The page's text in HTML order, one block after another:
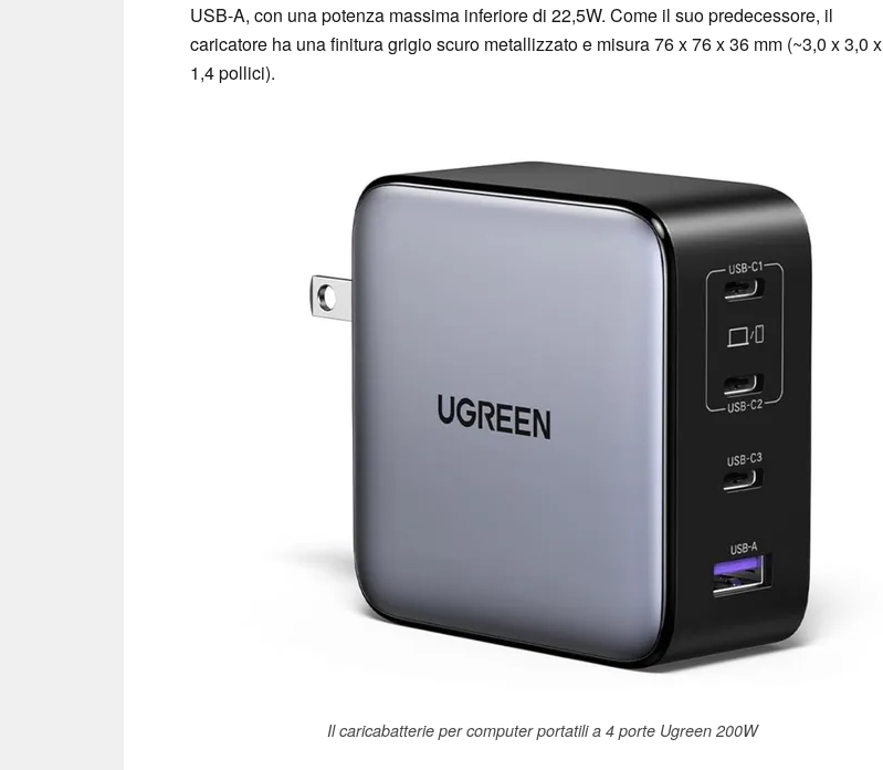
USB-A, con una potenza massima inferiore di 22,5W. Come il suo predecessore, il
caricatore ha una finitura grigio scuro metallizzato e misura 76 x 76 x 36 mm (~3,0 x 3,0 x
1,4 pollici).
Il caricabatterie per computer portatili a 4 porte Ugreen 200W